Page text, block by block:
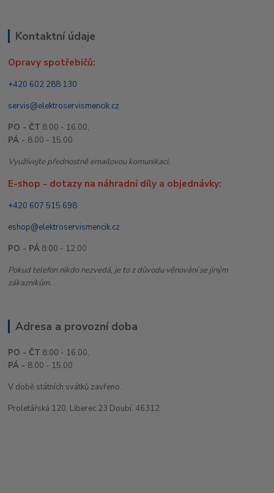
Kontaktní údaje
Opravy spotřebičů:
+420 602 288 130
servis@elektroservismencik.cz
PO - ČT 8:00 - 16.00,
PÁ - 8.00 - 15.00
Využívejte přednostně emailovou komunikaci.
E-shop - dotazy na náhradní díly a objednávky:
+420 607 515 698
eshop@elektroservismencik.cz
PO - PÁ 8:00 - 12.00
Pokud telefon nikdo nezvedá, je to z důvodu věnování se jiným
zákazníkům.
Adresa a provozní doba
PO - ČT 8:00 - 16.00,
PÁ - 8.00 - 15.00
V době státních svátků zavřeno.
Proletářská 120, Liberec 23 Doubí, 46312